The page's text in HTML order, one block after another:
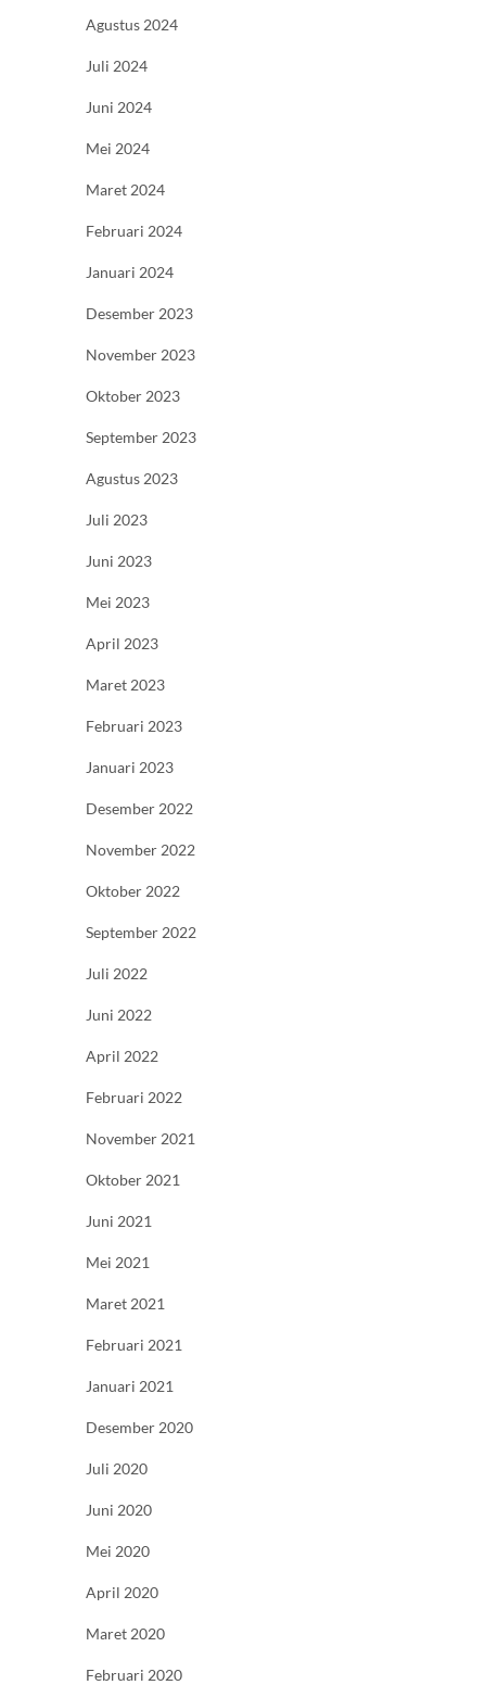
Agustus 2024
Juli 2024
Juni 2024
Mei 2024
Maret 2024
Februari 2024
Januari 2024
Desember 2023
November 2023
Oktober 2023
September 2023
Agustus 2023
Juli 2023
Juni 2023
Mei 2023
April 2023
Maret 2023
Februari 2023
Januari 2023
Desember 2022
November 2022
Oktober 2022
September 2022
Juli 2022
Juni 2022
April 2022
Februari 2022
November 2021
Oktober 2021
Juni 2021
Mei 2021
Maret 2021
Februari 2021
Januari 2021
Desember 2020
Juli 2020
Juni 2020
Mei 2020
April 2020
Maret 2020
Februari 2020